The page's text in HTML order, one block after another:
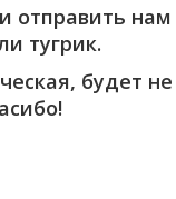
и отправить нам
тугрик.
будет не